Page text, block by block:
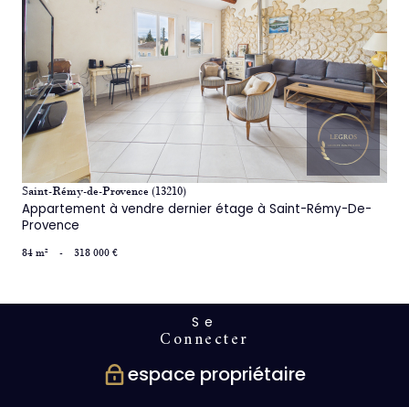
voir le bien
Saint-Rémy-de-Provence (13210)
Appartement à vendre dernier étage à Saint-Rémy-De-
Provence
84 m² - 318 000 €
Se
connecter
espace propriétaire